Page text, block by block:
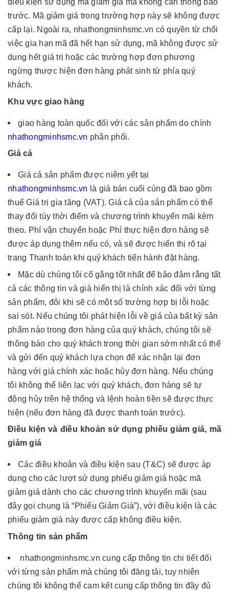
điều kiện sử dụng mã giảm gía mà không cần thông báo
trước. Mã giảm giá trong trường hợp này sẽ không được
cấp lại. Ngoài ra, nhathongminhsmc.vn có quyền từ chối
việc gia hạn mã đã hết hạn sử dụng, mã không được sử
dụng hết giá trị hoặc các trường hợp đơn phương
ngừng thược hiện đơn hàng phát sinh từ phía quý
khách.
Khu vực giao hàng
giao hàng toàn quốc đối với các sản phẩm do chính
nhathongminhsmc.vn phân phối.
Giá cả
Giá cả sản phẩm được niêm yết tại
nhathongminhsmc.vn là giá bán cuối cùng đã bao gồm
thuế Giá trị gia tăng (VAT). Giá cả của sản phẩm có thể
thay đổi tùy thời điểm và chương trình khuyến mãi kèm
theo. Phí vận chuyển hoặc Phí thực hiện đơn hàng sẽ
được áp dụng thêm nếu có, và sẽ được hiển thị rõ tại
trang Thanh toán khi quý khách tiến hành đặt hàng.
Mặc dù chúng tôi cố gắng tốt nhất để bảo đảm rằng tất
cả các thông tin và giá hiển thị là chính xác đối với từng
sản phẩm, đôi khi sẽ có một số trường hợp bị lỗi hoặc
sai sót. Nếu chúng tôi phát hiện lỗi về giá của bất kỳ sản
phẩm nào trong đơn hàng của quý khách, chúng tôi sẽ
thông báo cho quý khách trong thời gian sớm nhất có thể
và gửi đến quý khách lựa chọn để xác nhận lại đơn
hàng với giá chính xác hoặc hủy đơn hàng. Nếu chúng
tôi không thể liên lạc với quý khách, đơn hàng sẽ tự
động hủy trên hệ thống và lệnh hoàn tiền sẽ được thực
hiện (nếu đơn hàng đã được thanh toán trước).
Điều kiện và điều khoản sử dụng phiếu giảm giá, mã
giảm giá
Các điều khoản và điều kiện sau (T&C) sẽ được áp
dụng cho các lượt sử dụng phiếu giảm giá hoặc mã
giảm giá dành cho các chương trình khuyến mãi (sau
đây gọi chung là “Phiếu Giảm Giá”), với điều kiện là các
phiếu giảm giá này được cấp không điều kiện.
Thông tin sản phẩm
nhathongminhsmc.vn cung cấp thông tin chi tiết đối
với từng sản phẩm mà chúng tôi đăng tải, tuy nhiên
chúng tôi không thể cam kết cung cấp thông tin đầy đủ